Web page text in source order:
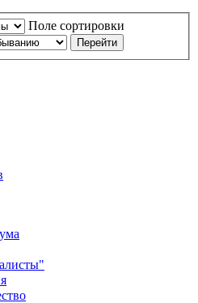
Поле сортировки